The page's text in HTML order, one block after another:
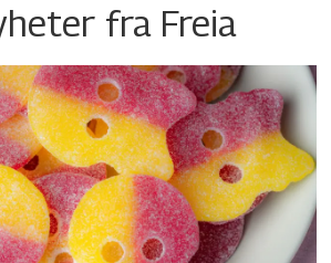
fra Freia